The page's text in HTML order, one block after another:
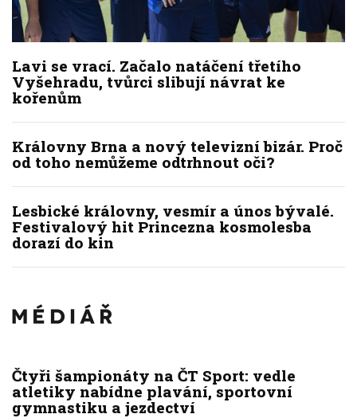
Lavi se vrací. Začalo natáčení třetího
Vyšehradu, tvůrci slibují návrat ke
kořenům
Královny Brna a nový televizní bizár. Proč
od toho nemůžeme odtrhnout oči?
Lesbické královny, vesmír a únos bývalé.
Festivalový hit Princezna kosmolesba
dorazí do kin
Čtyři šampionáty na ČT Sport: vedle
atletiky nabídne plavání, sportovní
gymnastiku a jezdectví